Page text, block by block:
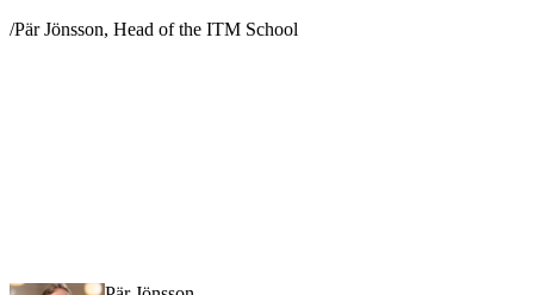
/Pär Jönsson, Head of the ITM School